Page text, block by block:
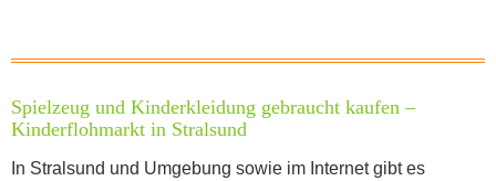
Spielzeug und Kinderkleidung gebraucht kaufen –
Kinderflohmarkt in Stralsund
In Stralsund und Umgebung sowie im Internet gibt es